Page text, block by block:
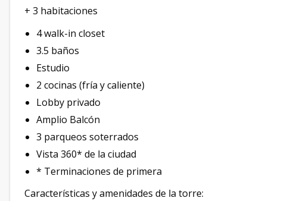
+ 3 habitaciones
4 walk-in closet
3.5 baños
Estudio
2 cocinas (fría y caliente)
Lobby privado
Amplio Balcón
3 parqueos soterrados
Vista 360* de la ciudad
* Terminaciones de primera
Características y amenidades de la torre: